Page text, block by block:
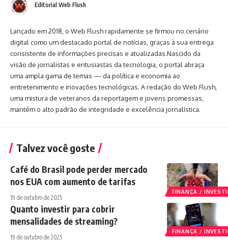
Editorial Web Flush
Lançado em 2018, o Web Flush rapidamente se firmou no cenário
digital como um destacado portal de notícias, graças à sua entrega
consistente de informações precisas e atualizadas.Nascido da
visão de jornalistas e entusiastas da tecnologia, o portal abraça
uma ampla gama de temas — da política e economia ao
entretenimento e inovações tecnológicas. A redação do Web Flush,
uma mistura de veteranos da reportagem e jovens promessas,
mantém o alto padrão de integridade e excelência jornalística.
Talvez você goste
FINANÇA /
Café do Brasil pode perder mercado
nos EUA com aumento de tarifas
19 de outubro de 2025
FINANÇA /
Quanto investir para cobrir
mensalidades de streaming?
19 de outubro de 2025